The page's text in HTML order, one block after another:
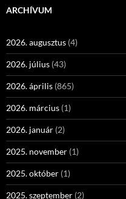
ARCHÍVUM
2026. augusztus (4)
2026. július (43)
2026. április (865)
2026. március (1)
2026. január (2)
2025. november (1)
2025. október (1)
2025. szeptember (2)